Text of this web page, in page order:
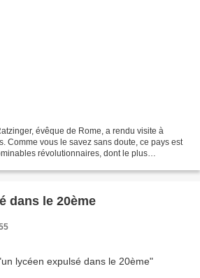
évêque de Rome, a rendu visite à
Comme vous le savez sans doute, ce pays est
révolutionnaires, dont le plus
dans le 20ème